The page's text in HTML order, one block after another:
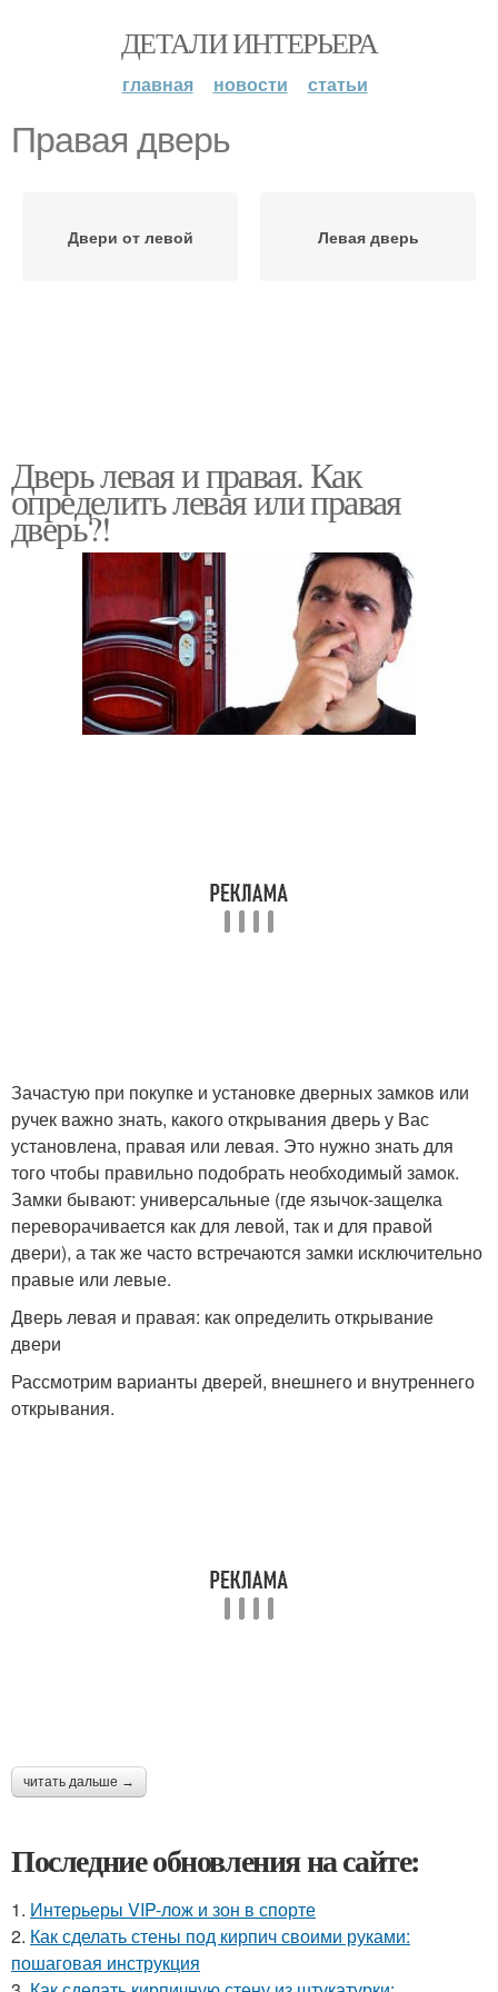
ДЕТАЛИ ИНТЕРЬЕРА
главная новости статьи
Правая дверь
Двери от левой Левая дверь
Дверь левая и правая. Как
определить левая или правая
дверь?!
Зачастую при покупке и установке дверных замков или
ручек важно знать, какого открывания дверь у Вас
установлена, правая или левая. Это нужно знать для
того чтобы правильно подобрать необходимый замок.
Замки бывают: универсальные (где язычок-защелка
переворачивается как для левой, так и для правой
двери), а так же часто встречаются замки исключительно
правые или левые.
Дверь левая и правая: как определить открывание
двери
Рассмотрим варианты дверей, внешнего и внутреннего
открывания.
читать дальше →
Последние обновления на сайте:
1. Интерьеры VIP-лож и зон в спорте
2. Как сделать стены под кирпич своими руками:
пошаговая инструкция